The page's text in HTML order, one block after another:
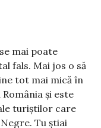
mai poate
fals. Mai jos o să
tot mai mică în
și este
turiștilor care
Tu știai